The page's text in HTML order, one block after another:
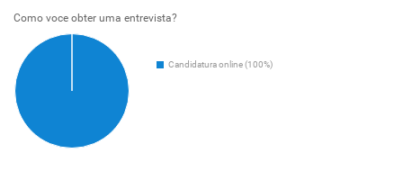
Como voce obter uma entrevista?
Candidatura online (100%)